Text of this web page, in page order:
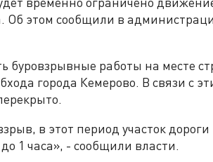
Об этом сообщили в
буровзрывные работы на месте
города Кемерово. В связи с
в этот период участок дороги
1 часа», - сообщили власти.